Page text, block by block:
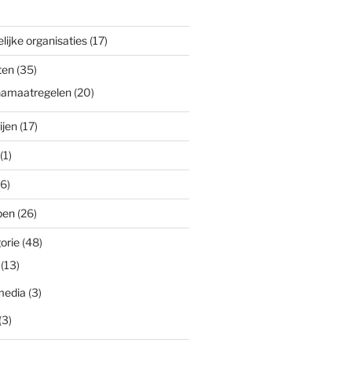
organisaties(17)
(35)
(20)
(17)
(26)
(48)
(3)